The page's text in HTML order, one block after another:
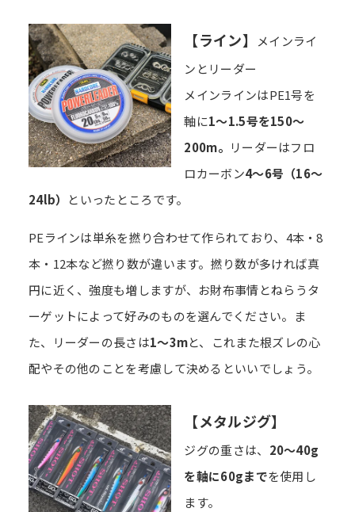
【ライン】
メインライ
ンとリーダー
メインラインはPE1号を
軸に1～1.5号を150～
200m。 リーダーはフロ
ロカーボン4～6号（16～
24lb）
といったところです。
PEラインは単糸を撚り合わせて作られており、4本・8
本・12本など撚り数が違います。撚り数が多ければ真
円に近く、強度も増しますが、お財布事情とねらうタ
ーゲットによって好みのものを選んでください。ま
た、リーダーの長さは1～3mと、これまた根ズレの心
配やその他のことを考慮して決めるといいでしょう。
【メタルジグ】
ジグの重さは、 20～40g
を軸に60gまでを使用し
ます。